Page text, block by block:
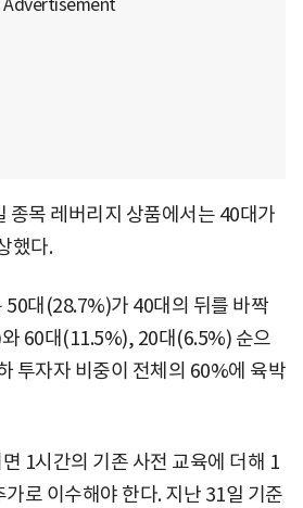
종목 레버리지 상품에서는 40대가
했다.
50대(28.7%)가 40대의 뒤를 바짝
60대(11.5%), 20대(6.5%) 순으
투자자 비중이 전체의 60%에 육박
1시간의 기존 사전 교육에 더해 1
로 이수해야 한다. 지난 31일 기준